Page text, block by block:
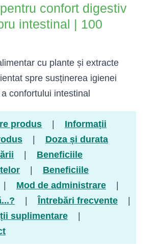
confort digestiv
intestinal | 100
cu plante și extracte
spre susținerea igienei
confortului intestinal
produs
Informații
Doza și durata
Beneficiile
Beneficiile
Mod de administrare
Întrebări frecvente
suplimentare